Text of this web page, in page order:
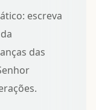
escreva
das